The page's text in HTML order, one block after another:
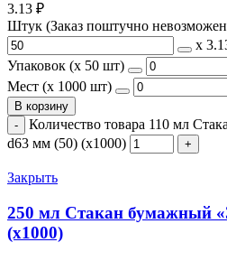
3.13 ₽
Штук (Заказ поштучно
х
Упаковок (x 50 шт)
Мест (x 1000 шт)
В корзину
Количество товара 110 мл
d63 мм (50) (х1000)
Закрыть
250 мл Стакан бумажный
(х1000)